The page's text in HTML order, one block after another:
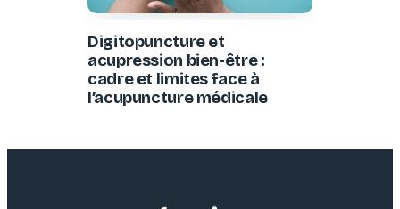
Digitopuncture et
acupression bien-être :
cadre et limites face à
l’acupuncture médicale